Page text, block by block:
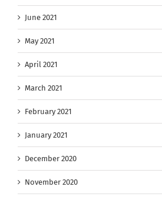
June 2021
May 2021
April 2021
March 2021
February 2021
January 2021
December 2020
November 2020